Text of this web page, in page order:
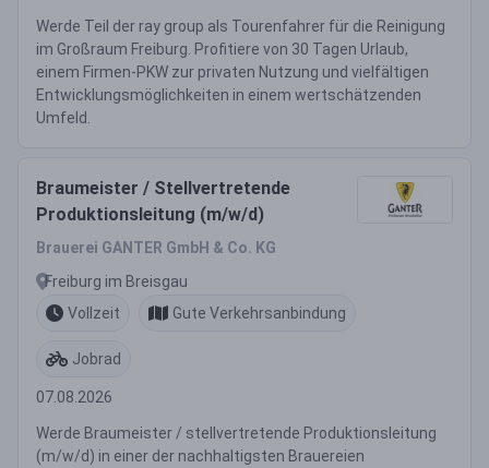
Werde Teil der ray group als Tourenfahrer für die Reinigung
im Großraum Freiburg. Profitiere von 30 Tagen Urlaub,
einem Firmen-PKW zur privaten Nutzung und vielfältigen
Entwicklungsmöglichkeiten in einem wertschätzenden
Umfeld.
Braumeister / Stellvertretende
Produktionsleitung (m/w/d)
Brauerei GANTER GmbH & Co. KG
Freiburg im Breisgau
Vollzeit
Gute Verkehrsanbindung
Jobrad
07.08.2026
Werde Braumeister / stellvertretende Produktionsleitung
(m/w/d) in einer der nachhaltigsten Brauereien